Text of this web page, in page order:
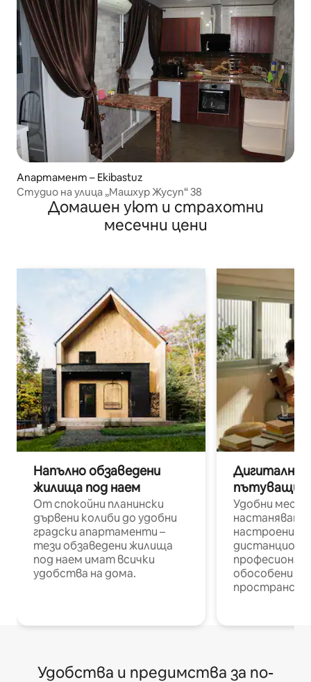
Апартамент – Ekibastuz
Студио на улица „Машхур Жусуп“ 38
Домашен уют и страхотни
месечни цени
Напълно обзаведени
жилища под наем
От спокойни планински
дървени колиби до удобни
градски апартаменти –
тези обзаведени жилища
под наем имат всички
удобства на дома.
Дигитални
пътуващи
Удобни
настаняване
настроени и
обособени
Удобства и предимства за по-